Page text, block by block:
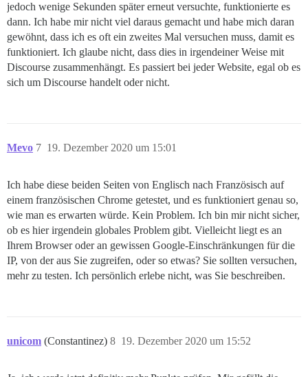
jedoch wenige Sekunden später erneut versuchte, funktionierte es
dann. Ich habe mir nicht viel daraus gemacht und habe mich daran
gewöhnt, dass ich es oft ein zweites Mal versuchen muss, damit es
funktioniert. Ich glaube nicht, dass dies in irgendeiner Weise mit
Discourse zusammenhängt. Es passiert bei jeder Website, egal ob es
sich um Discourse handelt oder nicht.
Mevo 19. Dezember 2020 um 15:01
7
Ich habe diese beiden Seiten von Englisch nach Französisch auf
einem französischen Chrome getestet, und es funktioniert genau so,
wie man es erwarten würde. Kein Problem. Ich bin mir nicht sicher,
ob es hier irgendein globales Problem gibt. Vielleicht liegt es an
Ihrem Browser oder an gewissen Google-Einschränkungen für die
IP, von der aus Sie zugreifen, oder so etwas? Sie sollten versuchen,
mehr zu testen. Ich persönlich erlebe nicht, was Sie beschreiben.
unicom (Constantinez) 19. Dezember 2020 um 15:52
8